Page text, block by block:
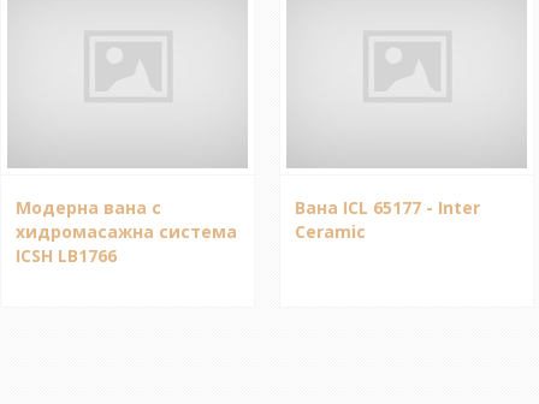
Модерна вана с
хидромасажна система
ICSH LB1766
Вана ICL 65177 - Inter
Ceramic